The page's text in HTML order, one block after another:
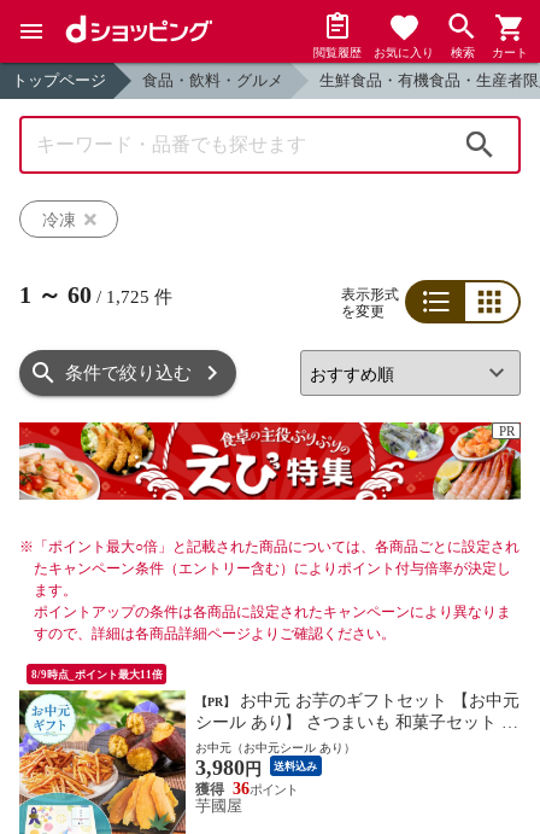
閲覧履歴 お気に入り 検索 カート
トップページ 食品・飲料・グルメ 生鮮食品・有機食品・生産者
冷凍
1 ～ 60 / 1,725 件
表示形式
を変更
条件で絞り込む
PR
※ 「ポイント最大○倍」と記載された商品については、各商品ごとに設定され
たキャンペーン条件（エントリー含む）によりポイント付与倍率が決定し
ます。
ポイントアップの条件は各商品に設定されたキャンペーンにより異なりま
すので、詳細は各商品詳細ページよりご確認ください。
8/9時点_ポイント最大11倍
【PR】
シール あり】 さつまいも 和菓子セット い
もけんぴ 干し芋 干しいも 芋けんぴ さつま
いもスイーツ ギフト プレゼント スイーツ
絶品 高級 お取り寄せ お菓子 詰め合わせ
和菓子 詰合せ 和スイーツ 送料無料 夏ギフ
お中元（お中元シール あり）
3,980円 送料込み
36
芋國屋